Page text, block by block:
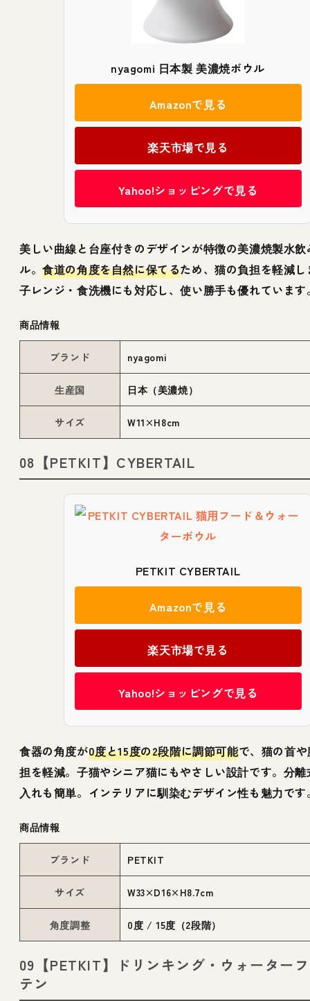
nyagomi 日本製 美濃焼ボウル
Amazonで見る
楽天市場で見る
Yahoo!ショッピングで見る
美しい曲線と台座付きのデザインが特徴の美濃焼製水
ル。食道の角度を自然に保てるため、猫の負担を軽減
子レンジ・食洗機にも対応し、使い勝手も優れています
商品情報
ブランド nyagomi
生産国 日本（美濃焼）
サイズ W11×H8cm
08【PETKIT】CYBERTAIL
PETKIT CYBERTAIL
Amazonで見る
楽天市場で見る
Yahoo!ショッピングで見る
食器の角度が0度と15度の2段階に調節可能で、猫の首
担を軽減。子猫やシニア猫にもやさしい設計です。分
入れも簡単。インテリアに馴染むデザイン性も魅力です
商品情報
ブランド PETKIT
サイズ W33×D16×H8.7cm
角度調整 0度 / 15度（2段階）
09【PETKIT】ドリンキング・ウォーター
テン